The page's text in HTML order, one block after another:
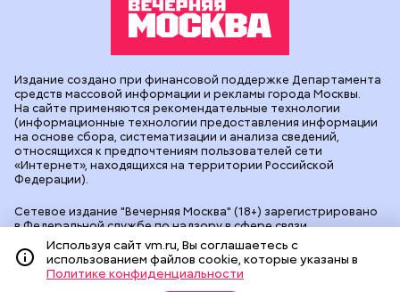
Сетевое издание "Вечерняя Москва" (18+) зарегистрировано
в Федеральной службе по надзору в сфере связи,
информационных технологий и массовых коммуникаций
(Роскомнадзор). Свидетельство о регистрации ЭЛ № ФС 77 -
90524 от 09.12.2025. Учредитель: АО "Редакция газеты
"Вечерняя Москва". Главный редакторvm.ru
Издание создано при финансовой поддержке Департамента
средств массовой информации и рекламы города Москвы.
На сайте применяются рекомендательные технологии
(информационные технологии предоставления информации
на основе сбора, систематизации и анализа сведений,
относящихся к предпочтениям пользователей сети
«Интернет», находящихся на территории Российской
Федерации).
Используя сайт vm.ru, Вы соглашаетесь с
использованием файлов cookie, которые указаны в
Политике конфиденциальности